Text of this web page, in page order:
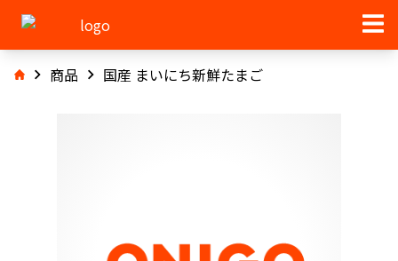
商品 国産 まいにち新鮮たまご